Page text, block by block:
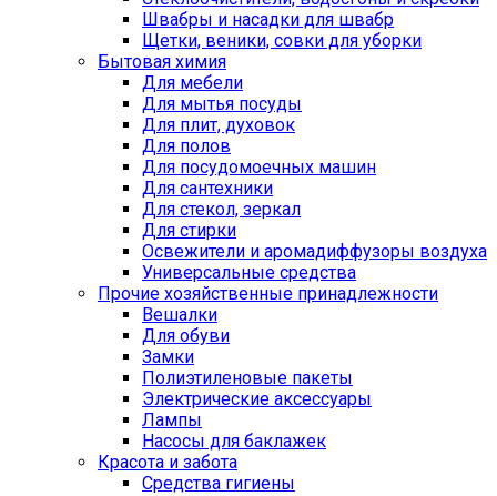
Швабры и насадки для швабр
Щетки, веники, совки для уборки
Бытовая химия
Для мебели
Для мытья посуды
Для плит, духовок
Для полов
Для посудомоечных машин
Для сантехники
Для стекол, зеркал
Для стирки
Освежители и аромадиффузоры воздуха
Универсальные средства
Прочие хозяйственные принадлежности
Вешалки
Для обуви
Замки
Полиэтиленовые пакеты
Электрические аксессуары
Лампы
Насосы для баклажек
Красота и забота
Средства гигиены